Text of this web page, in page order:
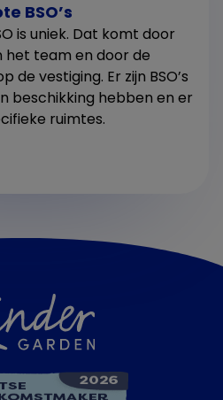
BSO’s
is uniek. Dat komt door
het team en door de
vestiging. Er zijn BSO’s
beschikking hebben en er
ruimtes.